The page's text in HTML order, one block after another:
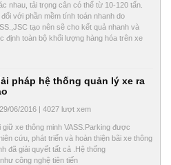
nhau, tải trọng cân có thể từ 10-120 tấn.
đối với phần mềm tính toán nhanh do
tạo nên sẽ cho kết quả nhanh và
định toàn bộ khối lượng hàng hóa trên xe
pháp hệ thống quản lý xe ra
29/06/2016 | 4027 lượt xem
giữ xe thông minh VASS.Parking được
cứu, phát triển và hoàn thiện bãi xe thông
đã giải quyết tất cả .Hệ thống
công nghệ tiên tiến